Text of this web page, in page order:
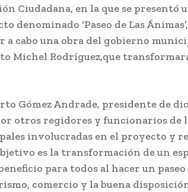
Ciudadana, en la que se presentó
denominado ‘Paseo de Las
a cabo una obra del gobierno
Michel Rodríguez,que
Gómez Andrade, presidente de
otros regidores y funcionarios de
involucradas en el proyecto y
es la transformación de un
para todos al hacer un paseo
comercio y la buena